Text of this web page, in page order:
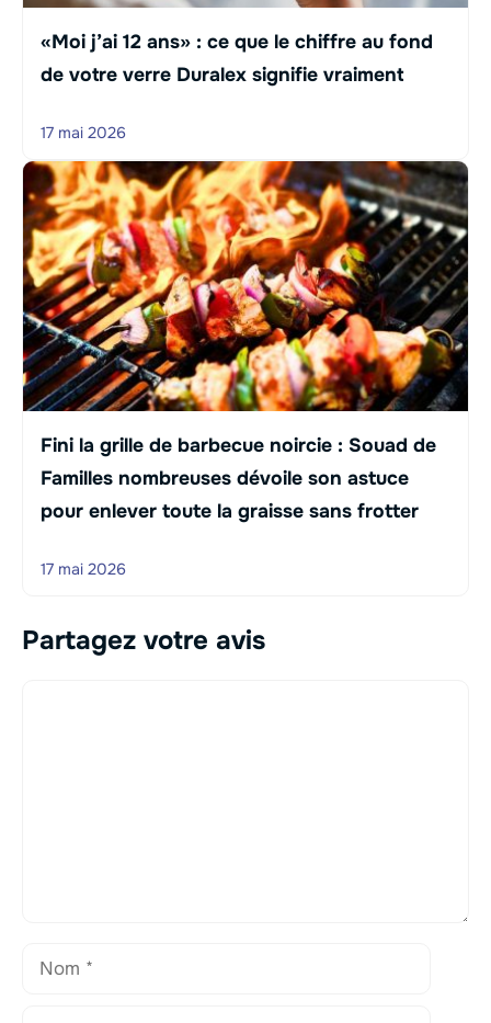
«Moi j’ai 12 ans» : ce que le chiffre au fond
de votre verre Duralex signifie vraiment
17 mai 2026
Fini la grille de barbecue noircie : Souad de
Familles nombreuses dévoile son astuce
pour enlever toute la graisse sans frotter
17 mai 2026
Partagez votre avis
Nom